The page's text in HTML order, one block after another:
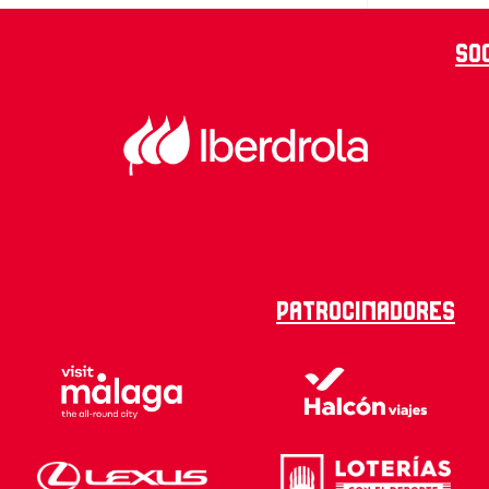
Patrocinadores